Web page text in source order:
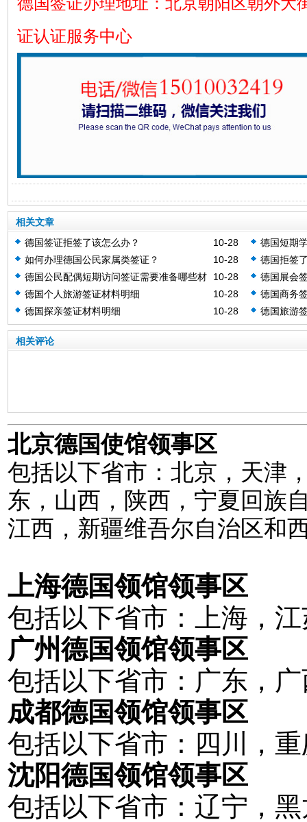
证认证服务中心
相关文章
10-28
德国签证拒签了该怎么办？
德国短期
10-28
如何办理德国公民家属类签证？
德国拒签
10-28
德国公民配偶短期访问签证需要准备哪些材
料？
德国展会
10-28
德国个人旅游签证材料明细
德国商务
10-28
德国探亲签证材料明细 德国旅游
相关评论
北京德国使馆领事区
包括以下省市：北京，天津
东，山西，陕西，宁夏回族
江西，新疆维吾尔自治区和
上海德国领馆领事区
包括以下省市：上海，
广州德国领馆领事区
包括以下省市：广东，
成都德国领馆领事区
包括以下省市：四川，
沈阳德国领馆领事区
包括以下省市：辽宁，